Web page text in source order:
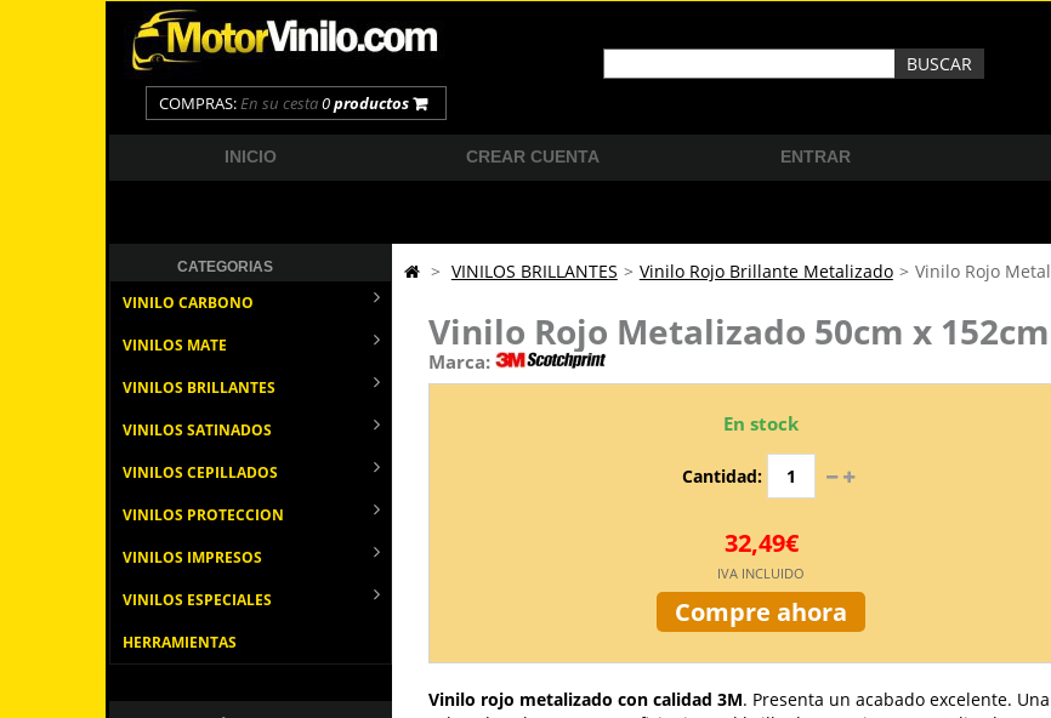
COMPRAS:En su cesta0productos
INICIO CREAR CUENTA ENTRAR
CATEGORIAS
VINILO CARBONO
VINILOS MATE
VINILOS BRILLANTES
VINILOS SATINADOS
VINILOS CEPILLADOS
VINILOS PROTECCION
VINILOS IMPRESOS
VINILOS ESPECIALES
HERRAMIENTAS
> VINILOS BRILLANTES > Vinilo Rojo Brillante Metalizado > Vinilo Rojo
Vinilo Rojo Metalizado 50cm x 152cm
Marca:
En stock
Cantidad:
32,49€
IVA INCLUIDO
Compre ahora
Vinilo rojo metalizado con calidad 3M. Presenta un acabado excelente.